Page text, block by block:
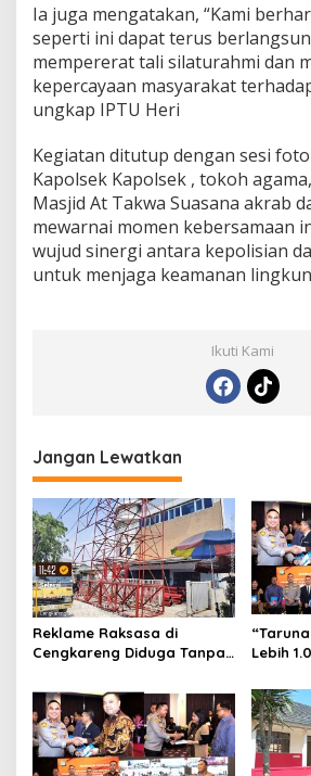
Ia juga mengatakan, “Kami
seperti ini dapat terus
mempererat tali silaturahmi dan
kepercayaan masyarakat
ungkap IPTU Heri
Kegiatan ditutup dengan sesi
Kapolsek Kapolsek , tokoh
Masjid At Takwa Suasana akrab
mewarnai momen kebersamaan
wujud sinergi antara kepolisian
untuk menjaga keamanan
Ikuti Kami
Jangan Lewatkan
Reklame Raksasa di
Cengkareng Diduga Tanpa
Dokumen Diragukan,
Identitas Petugas Tak
Dikenali
Lebih
Rakyat